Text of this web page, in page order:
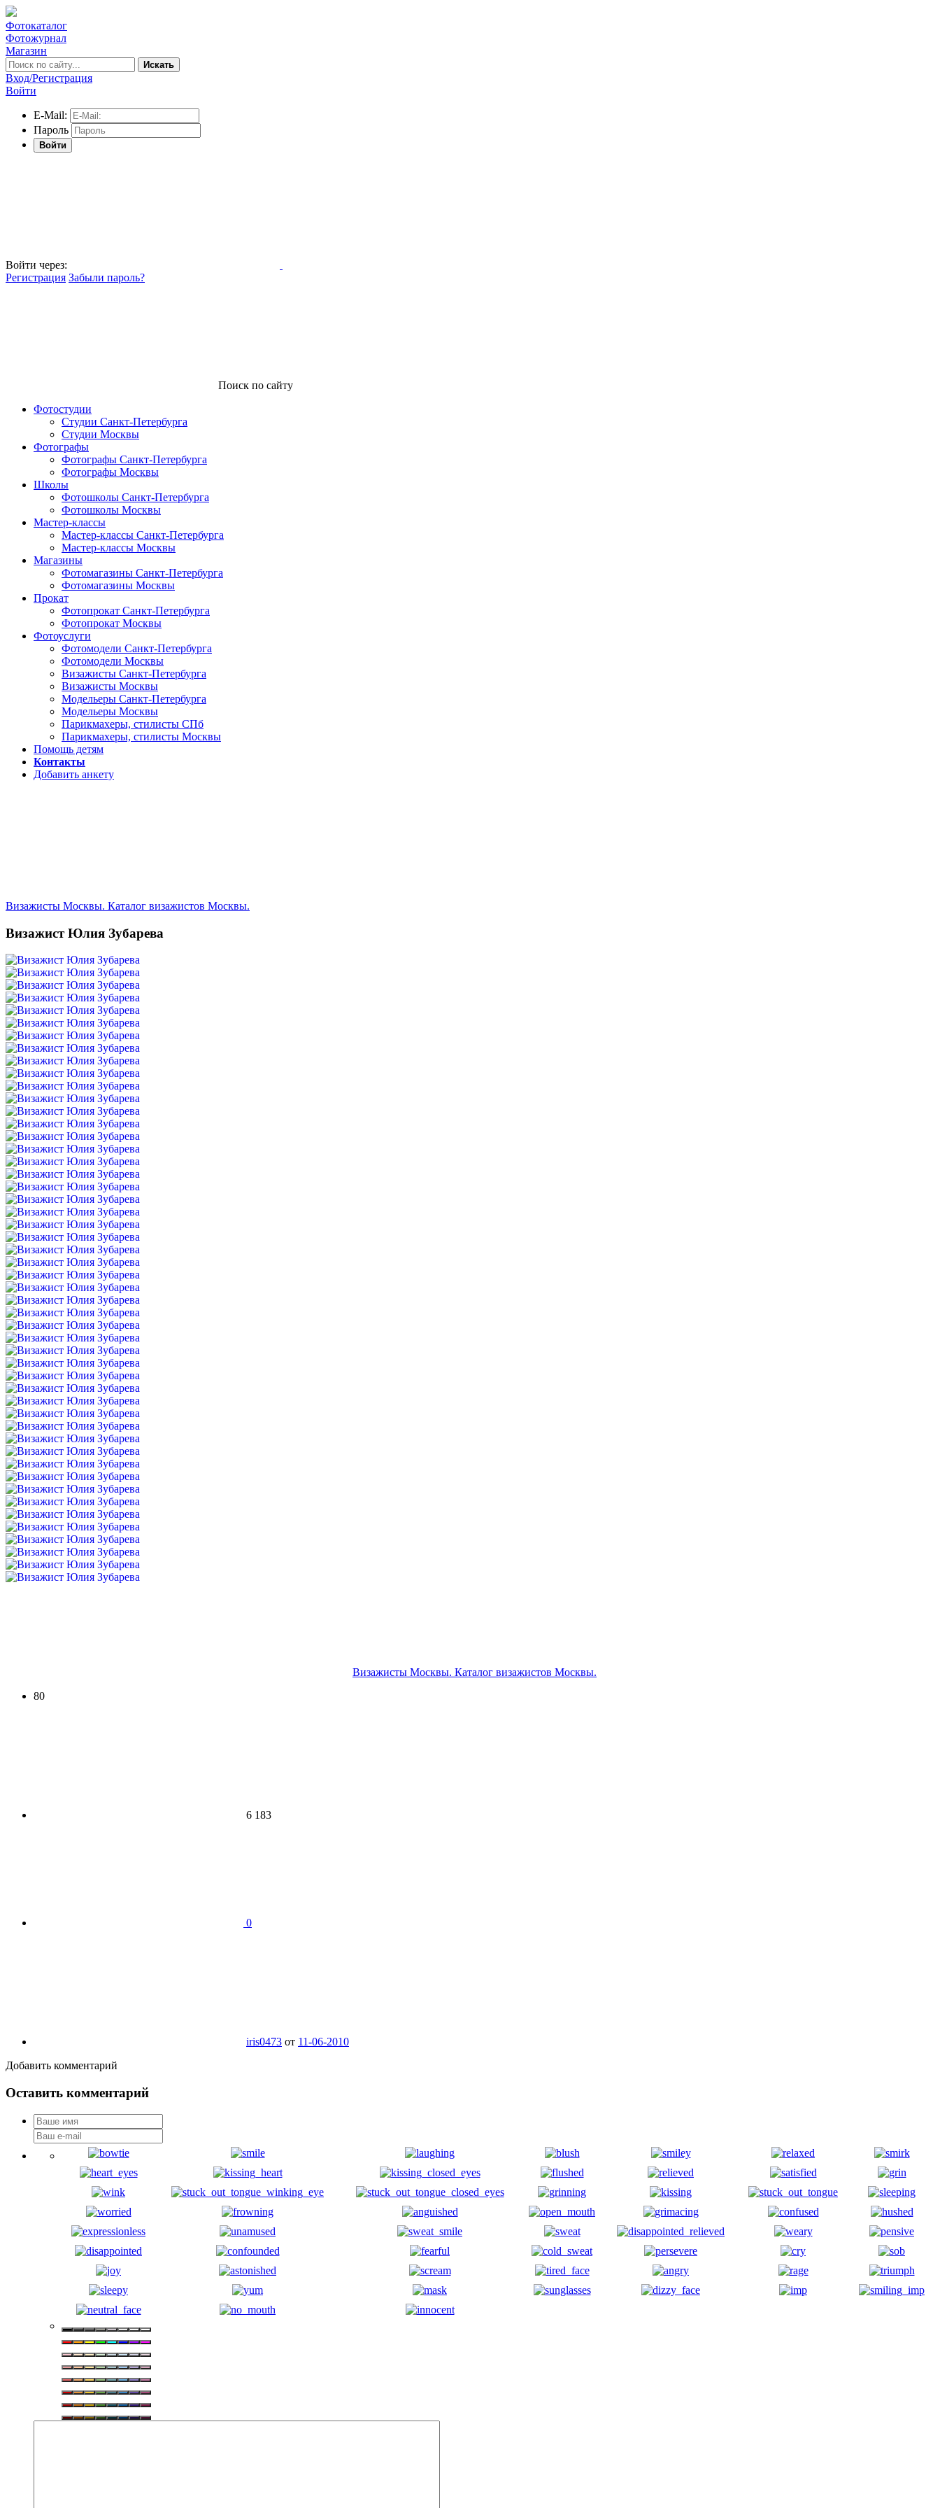
Фотокаталог
Фотожурнал
Магазин
Искать
Вход/Регистрация
Войти
E-Mail:
Пароль
Войти
Войти через:
Регистрация Забыли пароль?
Поиск по сайту
Фотостудии
Студии Санкт-Петербурга
Студии Москвы
Фотографы
Фотографы Санкт-Петербурга
Фотографы Москвы
Школы
Фотошколы Санкт-Петербурга
Фотошколы Москвы
Мастер-классы
Мастер-классы Санкт-Петербурга
Мастер-классы Москвы
Магазины
Фотомагазины Санкт-Петербурга
Фотомагазины Москвы
Прокат
Фотопрокат Санкт-Петербурга
Фотопрокат Москвы
Фотоуслуги
Фотомодели Санкт-Петербурга
Фотомодели Москвы
Визажисты Санкт-Петербурга
Визажисты Москвы
Модельеры Санкт-Петербурга
Модельеры Москвы
Парикмахеры, стилисты СПб
Парикмахеры, стилисты Москвы
Помощь детям
Контакты
Добавить анкету
Визажисты Москвы. Каталог визажистов Москвы.
Визажист Юлия Зубарева
Визажисты Москвы. Каталог визажистов Москвы.
80
6 183
0
iris0473 от 11-06-2010
Добавить комментарий
Оставить комментарий